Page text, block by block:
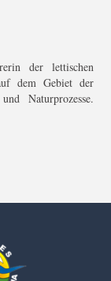
der lettischen
dem Gebiet der
Naturprozesse.